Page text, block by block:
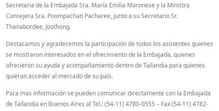
Secretaria de la Embajada Sra. María Emilia Maronese y la Ministra
Consejera Sra. Poompachati Pacharee, junto a su Secretario Sr.
Thanabordee, Joothong.
Destacamos y agradecemos la participación de todos los asistentes quienes
se mostraron interesados en el ofrecimiento de la Embajada, quienes
ofrecieron su ayuda y acompañamiento dentro de Tailandia para quienes
quieran acceder al mercado de su país.
Para mas información se pueden comunicar directamente con la Embajada
de Tailandia en Buenos Aires al Tel.: (54-11) 4780-0555 – Fax (54-11) 4782-